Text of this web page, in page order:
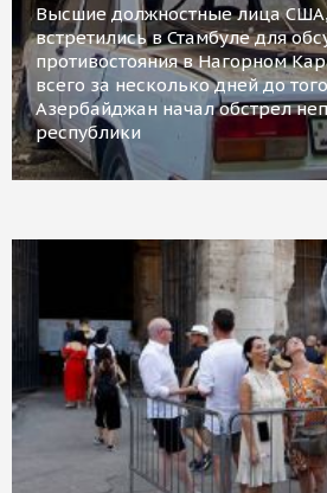
Высшие должностные лица
встретились в Стамбуле для
противостояния в Нагорном
всего за несколько дней до
Азербайджан начал обстрел
республики